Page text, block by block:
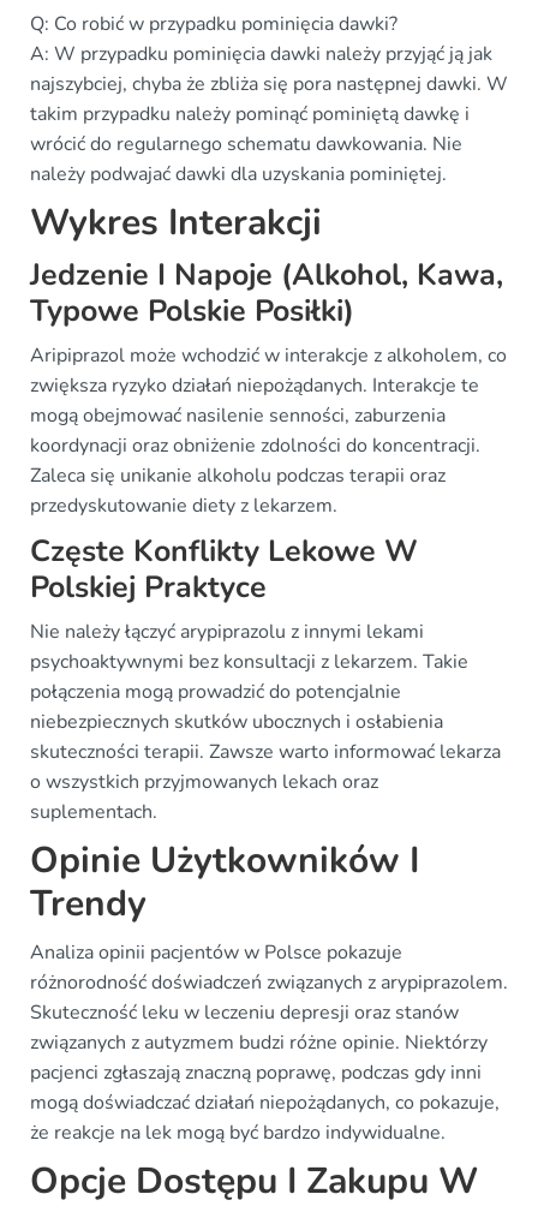
Q: Co robić w przypadku pominięcia dawki?
A: W przypadku pominięcia dawki należy przyjąć ją jak
najszybciej, chyba że zbliża się pora następnej dawki. W
takim przypadku należy pominąć pominiętą dawkę i
wrócić do regularnego schematu dawkowania. Nie
należy podwajać dawki dla uzyskania pominiętej.
Wykres Interakcji
Jedzenie I Napoje (Alkohol, Kawa,
Typowe Polskie Posiłki)
Aripiprazol może wchodzić w interakcje z alkoholem, co
zwiększa ryzyko działań niepożądanych. Interakcje te
mogą obejmować nasilenie senności, zaburzenia
koordynacji oraz obniżenie zdolności do koncentracji.
Zaleca się unikanie alkoholu podczas terapii oraz
przedyskutowanie diety z lekarzem.
Częste Konflikty Lekowe W
Polskiej Praktyce
Nie należy łączyć arypiprazolu z innymi lekami
psychoaktywnymi bez konsultacji z lekarzem. Takie
połączenia mogą prowadzić do potencjalnie
niebezpiecznych skutków ubocznych i osłabienia
skuteczności terapii. Zawsze warto informować lekarza
o wszystkich przyjmowanych lekach oraz
suplementach.
Opinie Użytkowników I
Trendy
Analiza opinii pacjentów w Polsce pokazuje
różnorodność doświadczeń związanych z arypiprazolem.
Skuteczność leku w leczeniu depresji oraz stanów
związanych z autyzmem budzi różne opinie. Niektórzy
pacjenci zgłaszają znaczną poprawę, podczas gdy inni
mogą doświadczać działań niepożądanych, co pokazuje,
że reakcje na lek mogą być bardzo indywidualne.
Opcje Dostępu I Zakupu W